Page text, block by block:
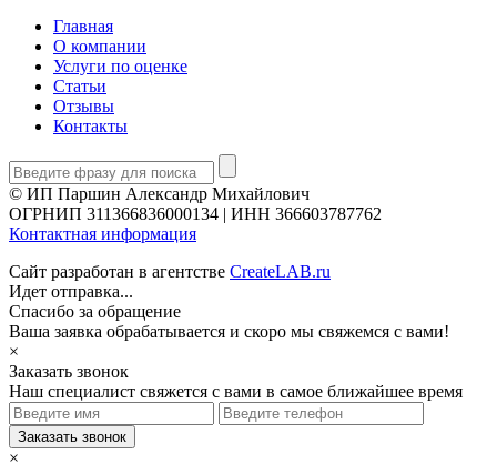
Главная
О компании
Услуги по оценке
Статьи
Отзывы
Контакты
© ИП Паршин Александр Михайлович
ОГРНИП 311366836000134 | ИНН 366603787762
Контактная информация
Сайт разработан в агентстве CreateLAB.ru
Идет отправка...
Спасибо за обращение
Ваша заявка обрабатывается и скоро мы свяжемся с вами!
×
Заказать звонок
Наш специалист свяжется с вами в самое ближайшее время
×